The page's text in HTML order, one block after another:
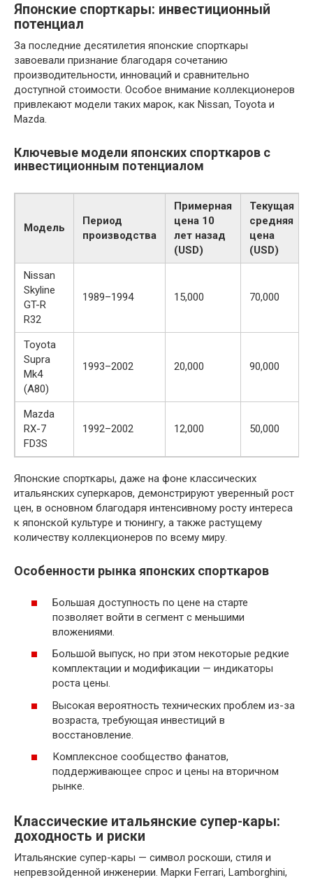
Японские спорткары: инвестиционный
потенциал
За последние десятилетия японские спорткары
завоевали признание благодаря сочетанию
производительности, инноваций и сравнительно
доступной стоимости. Особое внимание коллекционеров
привлекают модели таких марок, как Nissan, Toyota и
Mazda.
Ключевые модели японских спорткаров с
инвестиционным потенциалом
Модель
Период
производства
Примерная
цена 10
лет назад
(USD)
Текущая
средняя
цена
(USD)
Nissan
Skyline
GT-R
R32
1989–1994 15,000 70,000
Toyota
Supra
Mk4
(A80)
1993–2002 20,000 90,000
Mazda
RX-7
FD3S
1992–2002 12,000 50,000
Японские спорткары, даже на фоне классических
итальянских суперкаров, демонстрируют уверенный рост
цен, в основном благодаря интенсивному росту интереса
к японской культуре и тюнингу, а также растущему
количеству коллекционеров по всему миру.
Особенности рынка японских спорткаров
Большая доступность по цене на старте
позволяет войти в сегмент с меньшими
вложениями.
Большой выпуск, но при этом некоторые редкие
комплектации и модификации — индикаторы
роста цены.
Высокая вероятность технических проблем из-за
возраста, требующая инвестиций в
восстановление.
Комплексное сообщество фанатов,
поддерживающее спрос и цены на вторичном
рынке.
Классические итальянские супер-кары:
доходность и риски
Итальянские супер-кары — символ роскоши, стиля и
непревзойденной инженерии. Марки Ferrari, Lamborghini,